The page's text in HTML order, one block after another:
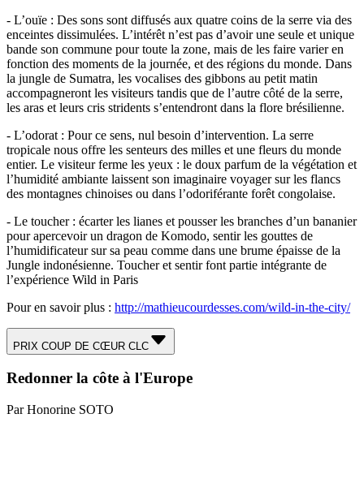
- L’ouïe : Des sons sont diffusés aux quatre coins de la serre via des
enceintes dissimulées. L’intérêt n’est pas d’avoir une seule et unique
bande son commune pour toute la zone, mais de les faire varier en
fonction des moments de la journée, et des régions du monde. Dans
la jungle de Sumatra, les vocalises des gibbons au petit matin
accompagneront les visiteurs tandis que de l’autre côté de la serre,
les aras et leurs cris stridents s’entendront dans la flore brésilienne.
- L’odorat : Pour ce sens, nul besoin d’intervention. La serre
tropicale nous offre les senteurs des milles et une fleurs du monde
entier. Le visiteur ferme les yeux : le doux parfum de la végétation et
l’humidité ambiante laissent son imaginaire voyager sur les flancs
des montagnes chinoises ou dans l’odoriférante forêt congolaise.
- Le toucher : écarter les lianes et pousser les branches d’un bananier
pour apercevoir un dragon de Komodo, sentir les gouttes de
l’humidificateur sur sa peau comme dans une brume épaisse de la
Jungle indonésienne. Toucher et sentir font partie intégrante de
l’expérience Wild in Paris
Pour en savoir plus : http://mathieucourdesses.com/wild-in-the-city/
PRIX COUP DE CŒUR CLC
Redonner la côte à l'Europe
Par Honorine SOTO